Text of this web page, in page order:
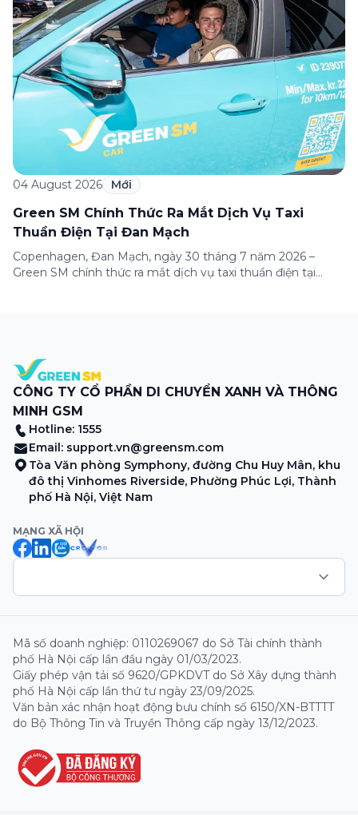
04 August 2026 Mới
Green SM Chính Thức Ra Mắt Dịch Vụ Taxi
Thuần Điện Tại Đan Mạch
Copenhagen, Đan Mạch, ngày 30 tháng 7 năm 2026 –
Green SM chính thức ra mắt dịch vụ taxi thuần điện tại
CÔNG TY CỔ PHẦN DI CHUYỂN XANH VÀ THÔNG
MINH GSM
Hotline: 1555
Email: support.vn@greensm.com
Tòa Văn phòng Symphony, đường Chu Huy Mân, khu
đô thị Vinhomes Riverside, Phường Phúc Lợi, Thành
phố Hà Nội, Việt Nam
MẠNG XÃ HỘI
Mã số doanh nghiệp: 0110269067 do Sở Tài chính thành
phố Hà Nội cấp lần đầu ngày 01/03/2023.
Giấy phép vận tải số 9620/GPKDVT do Sở Xây dựng thành
phố Hà Nội cấp lần thứ tư ngày 23/09/2025.
Văn bản xác nhận hoạt động bưu chính số 6150/XN-BTTTT
do Bộ Thông Tin và Truyền Thông cấp ngày 13/12/2023.